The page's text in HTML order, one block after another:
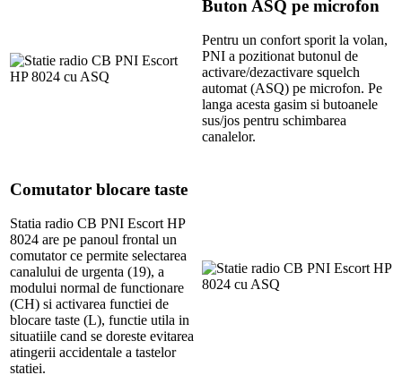
Buton ASQ pe microfon
Pentru un confort sporit la volan,
PNI a pozitionat butonul de
activare/dezactivare squelch
automat (ASQ) pe microfon. Pe
langa acesta gasim si butoanele
sus/jos pentru schimbarea
canalelor.
Comutator blocare taste
Statia radio CB PNI Escort HP
8024 are pe panoul frontal un
comutator ce permite selectarea
canalului de urgenta (19), a
modului normal de functionare
(CH) si activarea functiei de
blocare taste (L), functie utila in
situatiile cand se doreste evitarea
atingerii accidentale a tastelor
statiei.